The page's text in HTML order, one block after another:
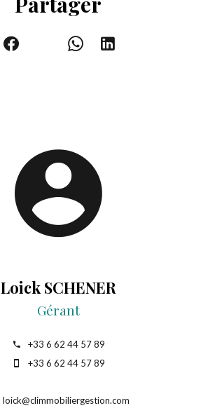
Loick SCHENER
Gérant
+33 6 62 44 57 89
+33 6 62 44 57 89
loick@climmobiliergestion.com